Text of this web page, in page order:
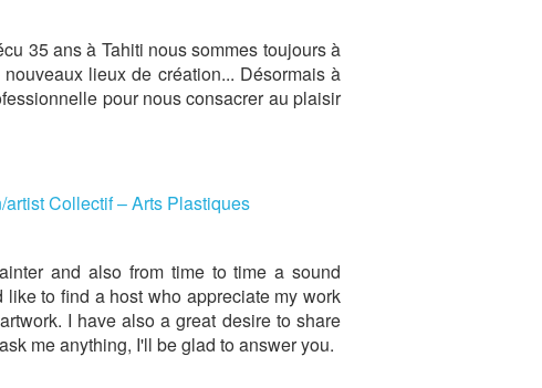
35 ans à Tahiti nous sommes toujours à
lieux de création... Désormais à
pour nous consacrer au plaisir
Collectif – Arts Plastiques
and also from time to time a sound
to find a host who appreciate my work
I have also a great desire to share
me anything, I'll be glad to answer you.